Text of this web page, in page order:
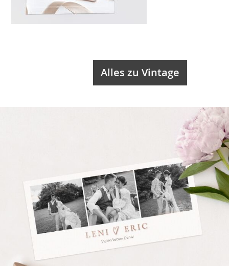
Alles zu Vintage